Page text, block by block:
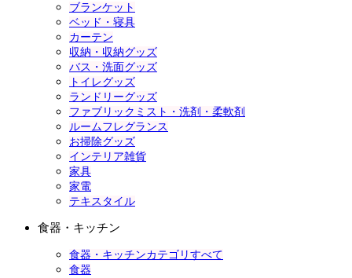
ブランケット
ベッド・寝具
カーテン
収納・収納グッズ
バス・洗面グッズ
トイレグッズ
ランドリーグッズ
ファブリックミスト・洗剤・柔軟剤
ルームフレグランス
お掃除グッズ
インテリア雑貨
家具
家電
テキスタイル
食器・キッチン
食器・キッチンカテゴリすべて
食器